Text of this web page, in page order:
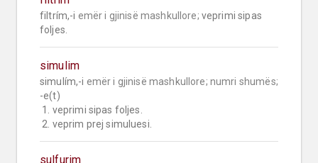
filtrím,-i emër i gjinisë mashkullore; veprimi sipas
foljes.
simulim
simulím,-i emër i gjinisë mashkullore; numri shumës;
-e(t)
2. veprim prej simuluesi.
sulfurim